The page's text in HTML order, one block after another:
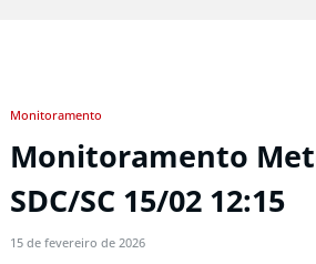
Monitoramento
Monitoramento
SDC/SC 15/02 12:15
15 de fevereiro de 2026